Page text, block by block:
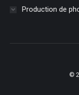
Production de
©